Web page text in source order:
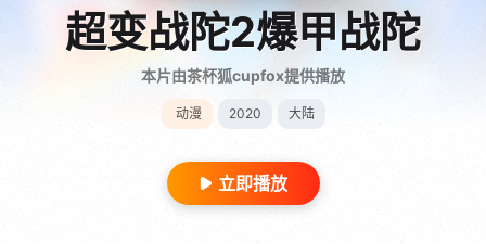
超变战陀2爆甲战陀
本片由茶杯狐cupfox提供播放
动漫 2020 大陆
立即播放